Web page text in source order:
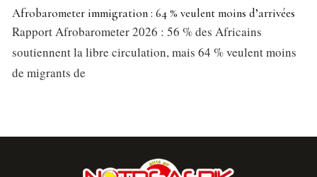
Afrobarometer immigration : 64 % veulent moins d’arrivées
Rapport Afrobarometer 2026 : 56 % des Africains
soutiennent la libre circulation, mais 64 % veulent moins
de migrants de